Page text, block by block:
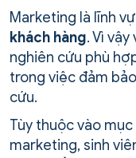
Marketing là lĩnh
khách hàng. Vì
nghiên cứu phù
trong việc đảm
cứu.
Tùy thuộc vào
marketing, sinh